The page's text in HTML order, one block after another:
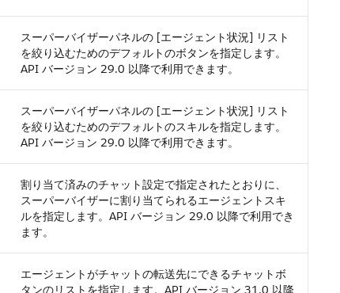
スーパーバイザーパネルの [エージェント状況] リスト
を絞り込むためのデフォルトのボタンを指定します。
API バージョン 29.0 以降で利用できます。
スーパーバイザーパネルの [エージェント状況] リスト
を絞り込むためのデフォルトのスキルを指定します。
API バージョン 29.0 以降で利用できます。
割り当て済みのチャット設定で指定されたとおりに、
スーパーバイザーに割り当てられるエージェントスキ
ルを指定します。API バージョン 29.0 以降で利用でき
ます。
エージェントがチャットの転送先にできるチャットボ
タンのリストを指定します。API バージョン 31.0 以降